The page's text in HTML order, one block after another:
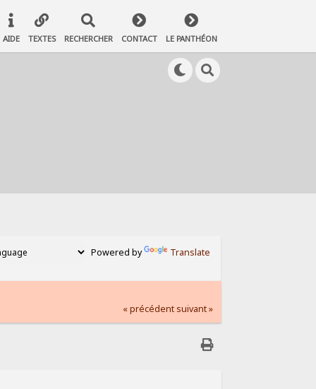
AIDE TEXTES RECHERCHER CONTACT LE PANTHÉON
Powered by Translate
« précédent suivant »